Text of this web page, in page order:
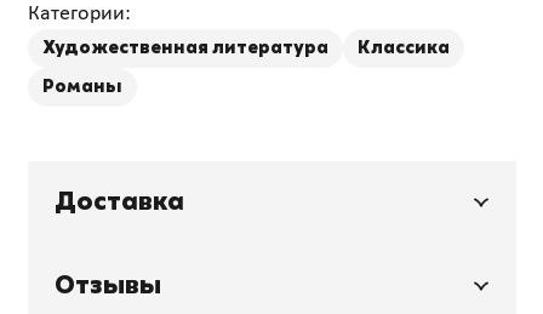
Категории:
Художественная литература
Классика
Романы
Доставка
Отзывы